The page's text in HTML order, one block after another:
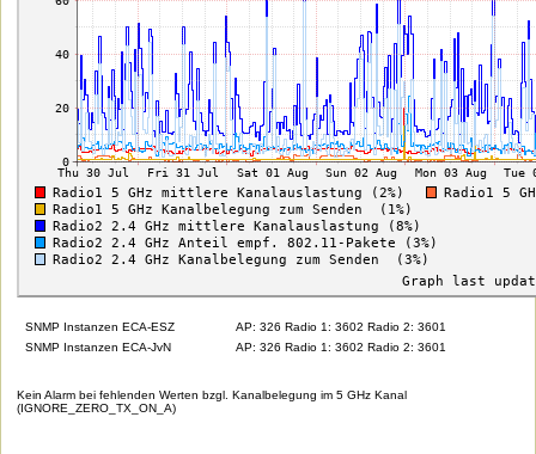
SNMP Instanzen ECA-ESZ
AP: 326 Radio 1: 3602 Radio 2: 3601
SNMP Instanzen ECA-JvN
AP: 326 Radio 1: 3602 Radio 2: 3601
Kein Alarm bei fehlenden Werten bzgl. Kanalbelegung im 5 GHz Kanal
(IGNORE_ZERO_TX_ON_A)